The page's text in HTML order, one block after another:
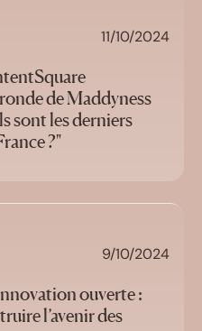
11/10/2024
de Maddyness
sont les derniers
?"
9/10/2024
ouverte :
l’avenir des